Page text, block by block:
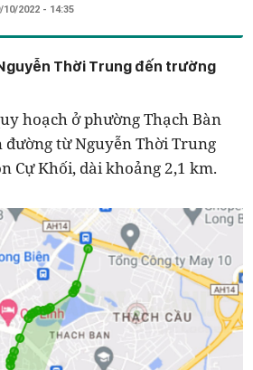
10/2022 - 14:35
Thời Trung đến trường
hoạch ở phường Thạch Bàn
đường từ Nguyễn Thời Trung
Cự Khối, dài khoảng 2,1 km.